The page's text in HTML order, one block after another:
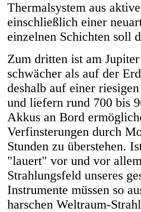
Thermalsystem aus
einschließlich einer
einzelnen Schichten soll
Zum dritten ist am
schwächer als auf der
deshalb auf einer
und liefern rund 700 bis
Akkus an Bord
Verfinsterungen durch
Stunden zu überstehen.
"lauert" vor und vor
Strahlungsfeld unseres
Instrumente müssen so
harschen Weltraum-